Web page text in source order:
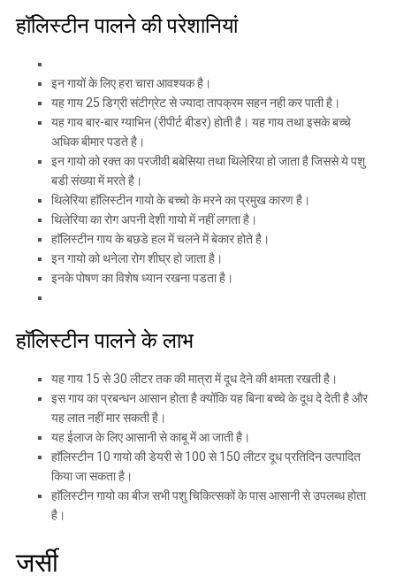
हाॅलिस्टीन पालने की परेशानियां
इन गायों के लिए हरा चारा आवश्यक है।
यह गाय 25 डिग्री संटीग्रेट से ज्यादा तापक्रम सहन नही कर पाती है।
यह गाय बार-बार ग्याभिन (रीपीर्ट बीडर) होती है। यह गाय तथा इसके बच्चे
अधिक बीमार पडते है।
इन गायो को रक्त का परजीवी बबेसिया तथा थिलेरिया हो जाता है जिससे ये पशु
बडी संख्या में मरते है।
थिलेरिया हाॅलिस्टीन गायो के बच्चो के मरने का प्रमुख कारण है।
थिलेरिया का रोग अपनी देशी गायो में नहीं लगता है।
हाॅलिस्टीन गाय के बछडे हल में चलने में बेकार होते है।
इन गायो को थनेला रोग शीघ्र हो जाता है।
इनके पोषण का विशेष ध्यान रखना पडता है।
हाॅलिस्टीन पालने के लाभ
यह गाय 15 से 30 लीटर तक की मात्रा में दूध देने की क्षमता रखती है।
इस गाय का प्रबन्धन आसान होता है क्योंकि यह बिना बच्चे के दूध दे देती है और
यह लात नहीं मार सकती है।
यह ईलाज के लिए आसानी से काबू में आ जाती है।
हाॅलिस्टीन 10 गायो की डेयरी से 100 से 150 लीटर दूध प्रतिदिन उत्पादित
किया जा सकता है।
हाॅलिस्टीन गायो का बीज सभी पशु चिकित्सकों के पास आसानी से उपलब्ध होता
है।
जर्सी